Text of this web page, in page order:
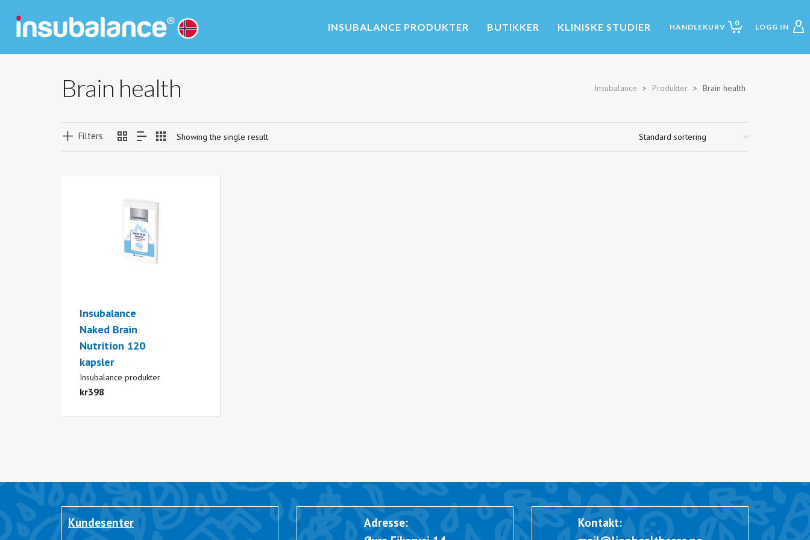
0
INSUBALANCE PRODUKTER BUTIKKER KLINISKE STUDIER
Brain health Insubalance > Produkter > Brain health
Filters Showing the single result
Insubalance
Naked Brain
Nutrition 120
kapsler
Insubalance produkter
kr398
Kundesenter
Adresse:
Kontakt: